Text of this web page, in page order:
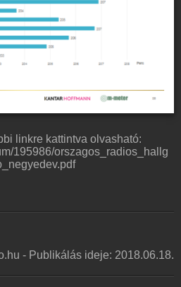
linkre kattintva olvasható:
195986/orszagos_radios_hallg
- Publikálás ideje: 2018.06.18.